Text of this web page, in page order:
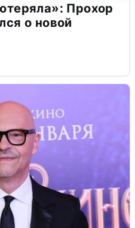
Прохор
о новой